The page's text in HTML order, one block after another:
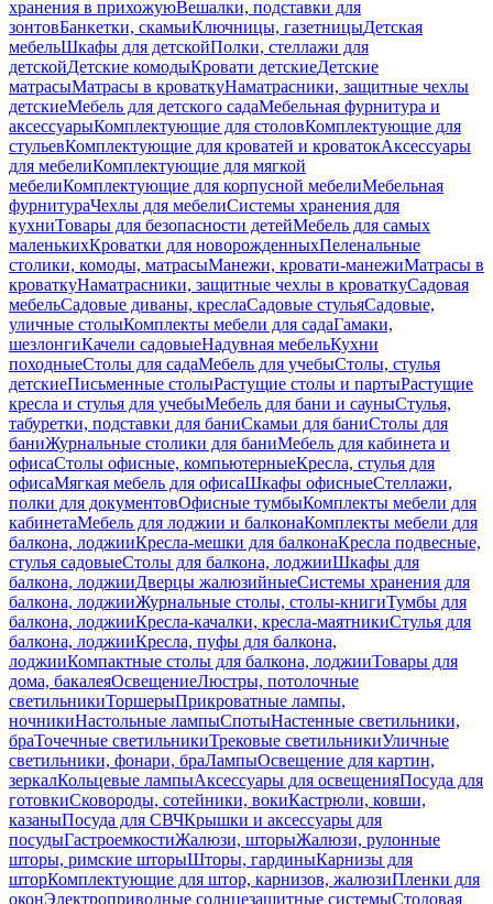
хранения в прихожуюВешалки, подставки для
зонтовБанкетки, скамьиКлючницы, газетницыДетская
мебельШкафы для детскойПолки, стеллажи для
детскойДетские комодыКровати детскиеДетские
матрасыМатрасы в кроваткуНаматрасники, защитные чехлы
детскиеМебель для детского садаМебельная фурнитура и
аксессуарыКомплектующие для столовКомплектующие для
стульевКомплектующие для кроватей и кроватокАксессуары
для мебелиКомплектующие для мягкой
мебелиКомплектующие для корпусной мебелиМебельная
фурнитураЧехлы для мебелиСистемы хранения для
кухниТовары для безопасности детейМебель для самых
маленькихКроватки для новорожденныхПеленальные
столики, комоды, матрасыМанежи, кровати-манежиМатрасы в
кроваткуНаматрасники, защитные чехлы в кроваткуСадовая
мебельСадовые диваны, креслаСадовые стульяСадовые,
уличные столыКомплекты мебели для садаГамаки,
шезлонгиКачели садовыеНадувная мебельКухни
походныеСтолы для садаМебель для учебыСтолы, стулья
детскиеПисьменные столыРастущие столы и партыРастущие
кресла и стулья для учебыМебель для бани и сауныСтулья,
табуретки, подставки для баниСкамьи для баниСтолы для
баниЖурнальные столики для баниМебель для кабинета и
офисаСтолы офисные, компьютерныеКресла, стулья для
офисаМягкая мебель для офисаШкафы офисныеСтеллажи,
полки для документовОфисные тумбыКомплекты мебели для
кабинетаМебель для лоджии и балконаКомплекты мебели для
балкона, лоджииКресла-мешки для балконаКресла подвесные,
стулья садовыеСтолы для балкона, лоджииШкафы для
балкона, лоджииДверцы жалюзийныеСистемы хранения для
балкона, лоджииЖурнальные столы, столы-книгиТумбы для
балкона, лоджииКресла-качалки, кресла-маятникиСтулья для
балкона, лоджииКресла, пуфы для балкона,
лоджииКомпактные столы для балкона, лоджииТовары для
дома, бакалеяОсвещениеЛюстры, потолочные
светильникиТоршерыПрикроватные лампы,
ночникиНастольные лампыСпотыНастенные светильники,
браТочечные светильникиТрековые светильникиУличные
светильники, фонари, браЛампыОсвещение для картин,
зеркалКольцевые лампыАксессуары для освещенияПосуда для
готовкиСковороды, сотейники, вокиКастрюли, ковши,
казаныПосуда для СВЧКрышки и аксессуары для
посудыГастроемкостиЖалюзи, шторыЖалюзи, рулонные
шторы, римские шторыШторы, гардиныКарнизы для
шторКомплектующие для штор, карнизов, жалюзиПленки для
оконЭлектроприводные солнцезащитные системыСтоловая